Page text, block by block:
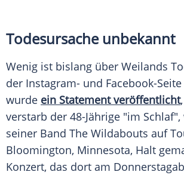
Todesursache unbekannt
Wenig ist bislang über Weilands
der Instagram- und Facebook-Seite
wurde ein Statement veröffentlicht
verstarb der 48-Jährige "im
seiner Band The Wildabouts auf
Bloomington, Minnesota, Halt
Konzert, das dort am